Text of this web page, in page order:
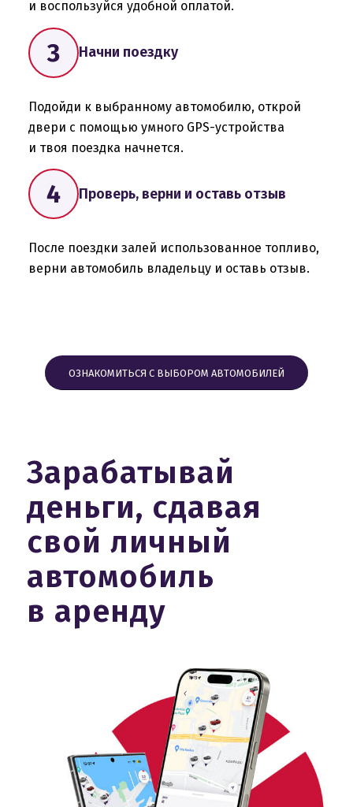
и воспользуйся удобной оплатой.
Начни поездку
Подойди к выбранному автомобилю, открой
двери с помощью умного GPS-устройства
и твоя поездка начнется.
Проверь, верни и оставь отзыв
После поездки залей использованное топливо,
верни автомобиль владельцу и оставь отзыв.
ОЗНАКОМИТЬСЯ С ВЫБОРОМ АВТОМОБИЛЕЙ
Зарабатывай
деньги, сдавая
свой личный
автомобиль
в аренду